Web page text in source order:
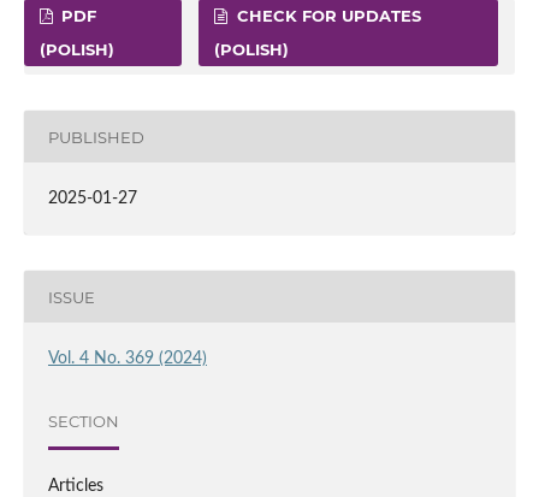
PDF
(POLISH)
CHECK FOR UPDATES
(POLISH)
PUBLISHED
2025-01-27
ISSUE
Vol. 4 No. 369 (2024)
SECTION
Articles